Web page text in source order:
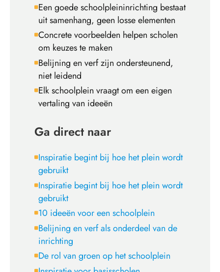
Een goede schoolplein­inrichting bestaat
uit samenhang, geen losse elementen
Concrete voorbeelden helpen scholen
om keuzes te maken
Belijning en verf zijn ondersteunend,
niet leidend
Elk schoolplein vraagt om een eigen
vertaling van ideeën
Ga direct naar
Inspiratie begint bij hoe het plein wordt
gebruikt
Inspiratie begint bij hoe het plein wordt
gebruikt
10 ideeën voor een schoolplein
Belijning en verf als onderdeel van de
inrichting
De rol van groen op het schoolplein